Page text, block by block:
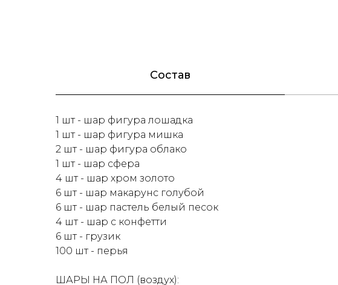
Состав
1 шт - шар фигура лошадка
1 шт - шар фигура мишка
2 шт - шар фигура облако
1 шт - шар сфера
4 шт - шар хром золото
6 шт - шар макарунс голубой
6 шт - шар пастель белый песок
4 шт - шар с конфетти
6 шт - грузик
100 шт - перья
ШАРЫ НА ПОЛ (воздух):